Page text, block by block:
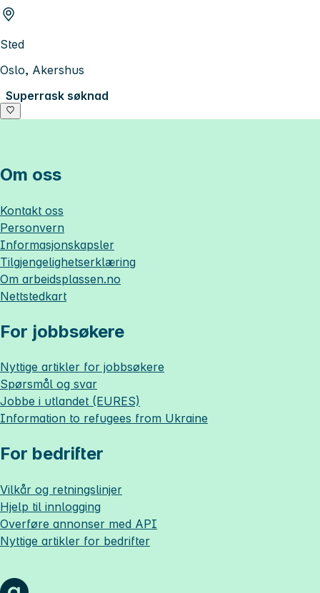
Sted
Oslo, Akershus
Superrask søknad
Om oss
Kontakt oss
Personvern
Informasjonskapsler
Tilgjengelighetserklæring
Om arbeidsplassen.no
Nettstedkart
For jobbsøkere
Nyttige artikler for jobbsøkere
Spørsmål og svar
Jobbe i utlandet (EURES)
Information to refugees from Ukraine
For bedrifter
Vilkår og retningslinjer
Hjelp til innlogging
Overføre annonser med API
Nyttige artikler for bedrifter